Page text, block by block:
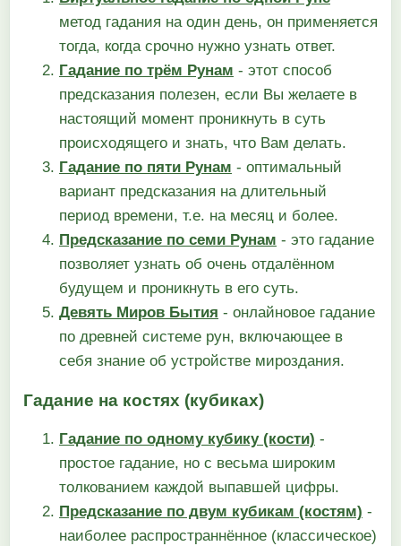
метод гадания на один день, он применяется
тогда, когда срочно нужно узнать ответ.
Гадание по трём Рунам - этот способ
предсказания полезен, если Вы желаете в
настоящий момент проникнуть в суть
происходящего и знать, что Вам делать.
Гадание по пяти Рунам - оптимальный
вариант предсказания на длительный
период времени, т.е. на месяц и более.
Предсказание по семи Рунам - это гадание
позволяет узнать об очень отдалённом
будущем и проникнуть в его суть.
Девять Миров Бытия - онлайновое гадание
по древней системе рун, включающее в
себя знание об устройстве мироздания.
Гадание на костях (кубиках)
Гадание по одному кубику (кости) -
простое гадание, но с весьма широким
толкованием каждой выпавшей цифры.
Предсказание по двум кубикам (костям) -
наиболее распространнённое (классическое)